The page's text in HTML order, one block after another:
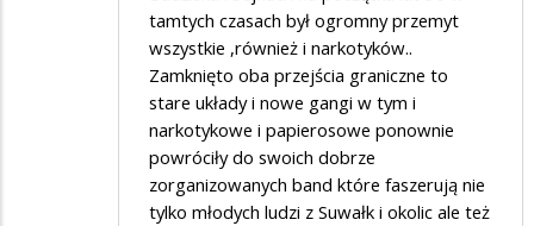
tamtych czasach był ogromny przemyt
wszystkie ,również i narkotyków..
Zamknięto oba przejścia graniczne to
stare układy i nowe gangi w tym i
narkotykowe i papierosowe ponownie
powróciły do swoich dobrze
zorganizowanych band które faszerują nie
tylko młodych ludzi z Suwałk i okolic ale też